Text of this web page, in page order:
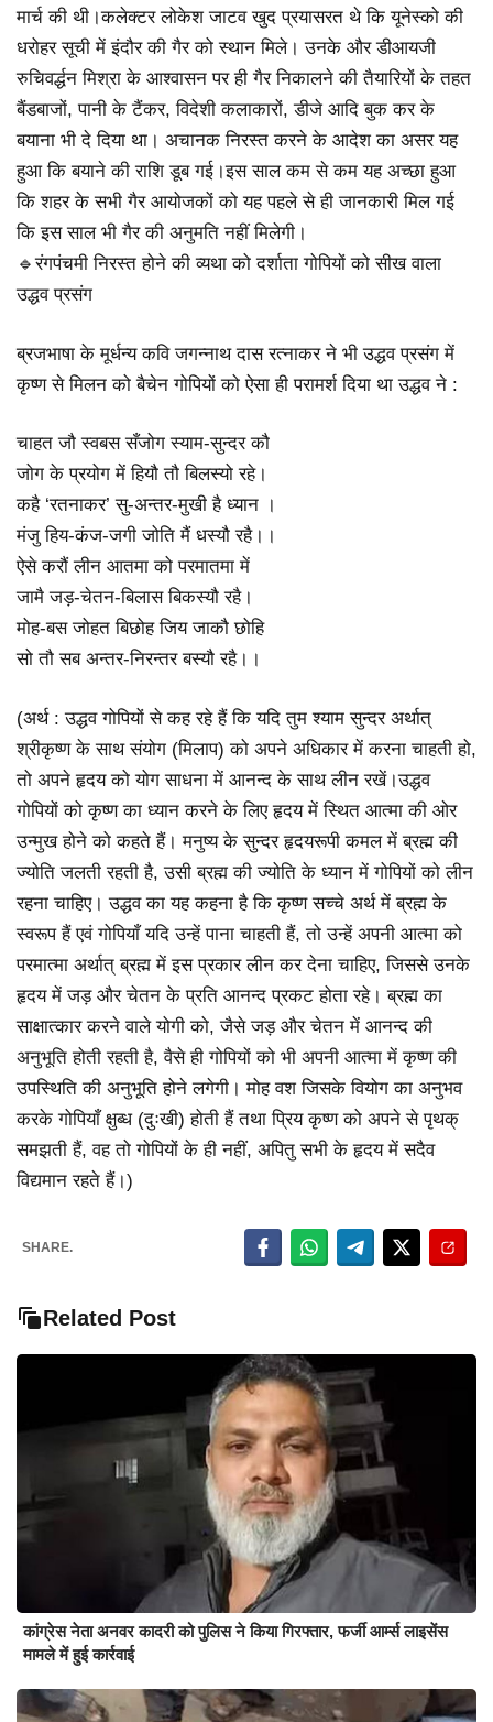
मार्च की थी।कलेक्टर लोकेश जाटव खुद प्रयासरत थे कि यूनेस्को की
धरोहर सूची में इंदौर की गैर को स्थान मिले। उनके और डीआयजी
रुचिवर्द्धन मिश्रा के आश्वासन पर ही गैर निकालने की तैयारियों के तहत
बैंडबाजों, पानी के टैंकर, विदेशी कलाकारों, डीजे आदि बुक कर के
बयाना भी दे दिया था। अचानक निरस्त करने के आदेश का असर यह
हुआ कि बयाने की राशि डूब गई।इस साल कम से कम यह अच्छा हुआ
कि शहर के सभी गैर आयोजकों को यह पहले से ही जानकारी मिल गई
कि इस साल भी गैर की अनुमति नहीं मिलेगी।
🔹रंगपंचमी निरस्त होने की व्यथा को दर्शाता गोपियों को सीख वाला
उद्धव प्रसंग
ब्रजभाषा के मूर्धन्य कवि जगन्नाथ दास रत्नाकर ने भी उद्धव प्रसंग में
कृष्ण से मिलन को बैचेन गोपियों को ऐसा ही परामर्श दिया था उद्धव ने :
चाहत जौ स्वबस सँजोग स्याम-सुन्दर कौ
जोग के प्रयोग में हियौ तौ बिलस्यो रहे।
कहै ‘रतनाकर’ सु-अन्तर-मुखी है ध्यान ।
मंजु हिय-कंज-जगी जोति मैं धस्यौ रहै।।
ऐसे करौं लीन आतमा को परमातमा में
जामै जड़-चेतन-बिलास बिकस्यौ रहै।
मोह-बस जोहत बिछोह जिय जाकौ छोहि
सो तौ सब अन्तर-निरन्तर बस्यौ रहै।।
(अर्थ : उद्धव गोपियों से कह रहे हैं कि यदि तुम श्याम सुन्दर अर्थात्
श्रीकृष्ण के साथ संयोग (मिलाप) को अपने अधिकार में करना चाहती हो,
तो अपने हृदय को योग साधना में आनन्द के साथ लीन रखें।उद्धव
गोपियों को कृष्ण का ध्यान करने के लिए हृदय में स्थित आत्मा की ओर
उन्मुख होने को कहते हैं। मनुष्य के सुन्दर हृदयरूपी कमल में ब्रह्म की
ज्योति जलती रहती है, उसी ब्रह्म की ज्योति के ध्यान में गोपियों को लीन
रहना चाहिए। उद्धव का यह कहना है कि कृष्ण सच्चे अर्थ में ब्रह्म के
स्वरूप हैं एवं गोपियाँ यदि उन्हें पाना चाहती हैं, तो उन्हें अपनी आत्मा को
परमात्मा अर्थात् ब्रह्म में इस प्रकार लीन कर देना चाहिए, जिससे उनके
हृदय में जड़ और चेतन के प्रति आनन्द प्रकट होता रहे। ब्रह्म का
साक्षात्कार करने वाले योगी को, जैसे जड़ और चेतन में आनन्द की
अनुभूति होती रहती है, वैसे ही गोपियों को भी अपनी आत्मा में कृष्ण की
उपस्थिति की अनुभूति होने लगेगी। मोह वश जिसके वियोग का अनुभव
करके गोपियाँ क्षुब्ध (दुःखी) होती हैं तथा प्रिय कृष्ण को अपने से पृथक्
समझती हैं, वह तो गोपियों के ही नहीं, अपितु सभी के हृदय में सदैव
विद्यमान रहते हैं।)
SHARE.
Related Post
कांग्रेस नेता अनवर कादरी को पुलिस ने किया गिरफ्तार, फर्जी आर्म्स लाइसेंस
मामले में हुई कार्रवाई